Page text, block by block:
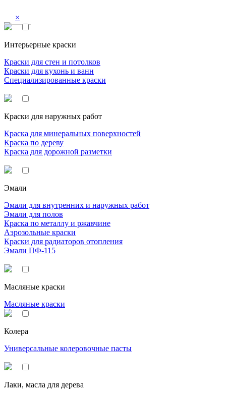
×
Интерьерные краски
Краски для стен и потолков
Краски для кухонь и ванн
Специализированные краски
Краски для наружных работ
Краска для минеральных поверхностей
Краска по дереву
Краска для дорожной разметки
Эмали
Эмали для внутренних и наружных работ
Эмали для полов
Краска по металлу и ржавчине
Аэрозольные краски
Краски для радиаторов отопления
Эмали ПФ-115
Масляные краски
Масляные краски
Колера
Универсальные колеровочные пасты
Лаки, масла для дерева